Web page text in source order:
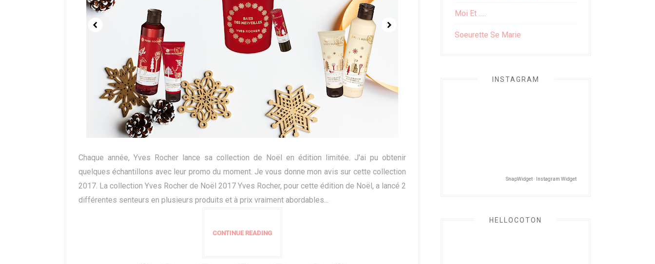
Chaque année, Yves Rocher lance sa collection de Noël en édition limitée. J'ai pu obtenir
quelques échantillons avec leur promo du moment. Je vous donne mon avis sur cette collection
2017. La collection Yves Rocher de Noël 2017 Yves Rocher, pour cette édition de Noël, a lancé 2
différentes senteurs en plusieurs produits et à prix vraiment abordables...
CONTINUE READING
Moi Et .....
Soeurette Se Marie
INSTAGRAM
SnapWidget · Instagram Widget
HELLOCOTON